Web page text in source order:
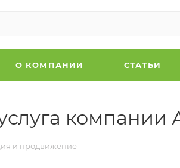
О КОМПАНИИ СТАТЬИ
компании
и продвижение